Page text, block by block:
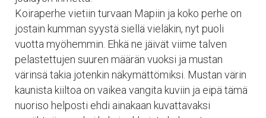
Koiraperhe vietiin turvaan Mapiin ja koko perhe on
jostain kumman syystä siellä vieläkin, nyt puoli
vuotta myöhemmin. Ehkä ne jäivät viime talven
pelastettujen suuren määrän vuoksi ja mustan
värinsä takia jotenkin näkymättömiksi. Mustan värin
kaunista kiiltoa on vaikea vangita kuviin ja eipä tämä
nuoriso helposti ehdi ainakaan kuvattavaksi